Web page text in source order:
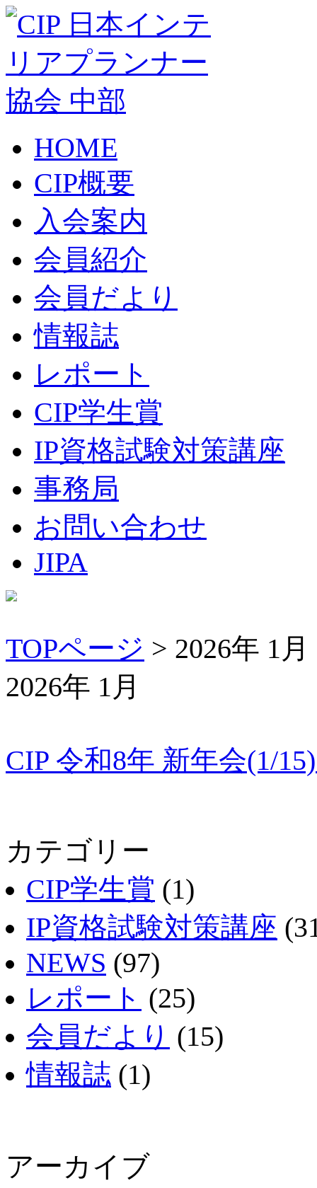
HOME
CIP概要
入会案内
会員紹介
会員だより
情報誌
レポート
CIP学生賞
IP資格試験対策講座
事務局
お問い合わせ
JIPA
TOPページ > 2026年 1月
2026年 1月
CIP 令和8年 新年会(1/
カテゴリー
CIP学生賞 (1)
IP資格試験対策講座
NEWS (97)
レポート (25)
会員だより (15)
情報誌 (1)
アーカイブ